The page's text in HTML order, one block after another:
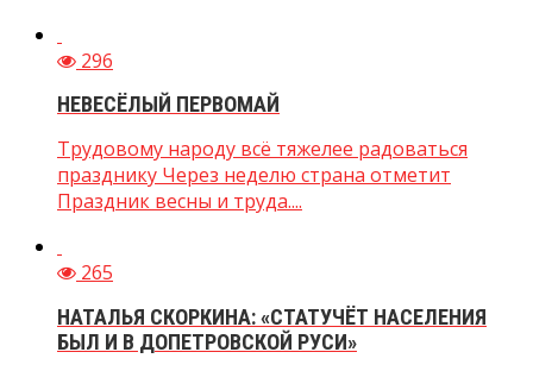
296
НЕВЕСЁЛЫЙ ПЕРВОМАЙ
Трудовому народу всё тяжелее радоваться
празднику Через неделю страна отметит
Праздник весны и труда....
265
НАТАЛЬЯ СКОРКИНА: «СТАТУЧЁТ НАСЕЛЕНИЯ
БЫЛ И В ДОПЕТРОВСКОЙ РУСИ»